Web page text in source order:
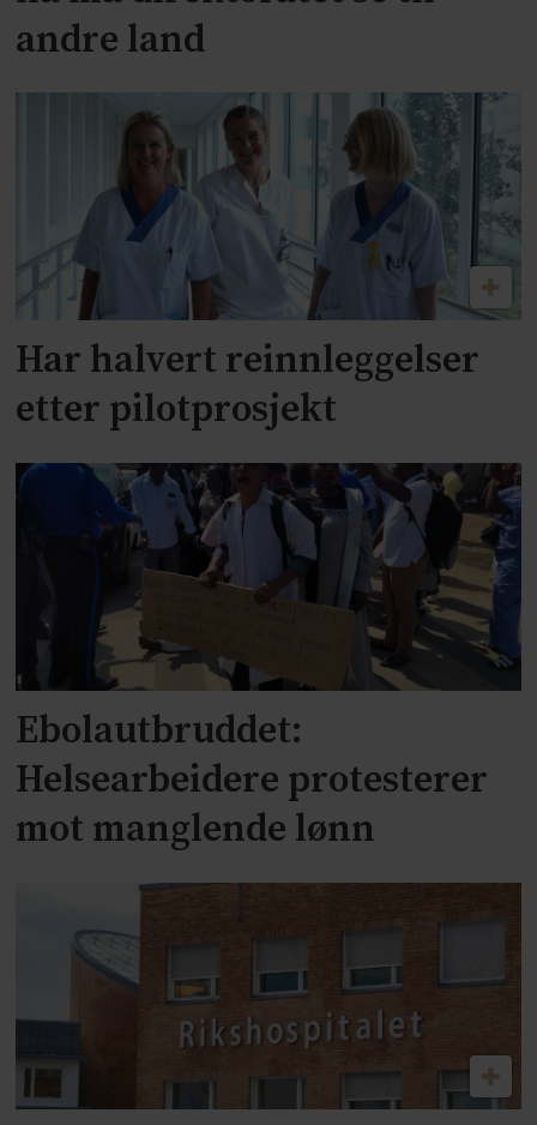
andre land
Har halvert reinnleggelser
etter pilotprosjekt
Ebolautbruddet:
Helsearbeidere protesterer
mot manglende lønn